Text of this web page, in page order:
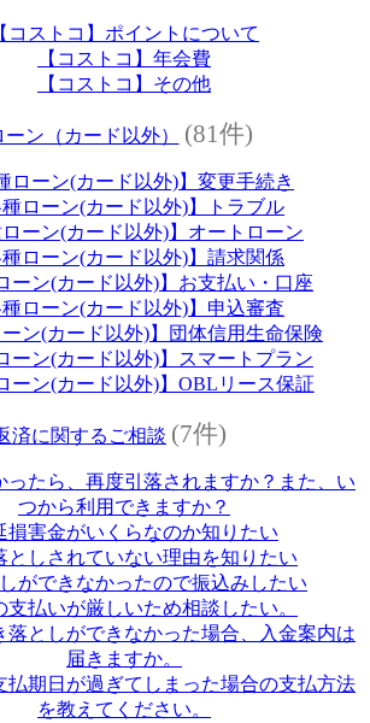
【コストコ】ポイントについて
【コストコ】年会費
【コストコ】その他
ン（カード以外） (81件)
ローン(カード以外)】変更手続き
種ローン(カード以外)】トラブル
ローン(カード以外)】オートローン
種ローン(カード以外)】請求関係
ーン(カード以外)】お支払い・口座
種ローン(カード以外)】申込審査
ーン(カード以外)】団体信用生命保険
ーン(カード以外)】スマートプラン
ーン(カード以外)】OBLリース保証
済に関するご相談 (7件)
ったら、再度引落されますか？また、い
つから利用できますか？
損害金がいくらなのか知りたい
としされていない理由を知りたい
ができなかったので振込みしたい
支払いが厳しいため相談したい。
落としができなかった場合、入金案内は
届きますか。
払期日が過ぎてしまった場合の支払方法
を教えてください。